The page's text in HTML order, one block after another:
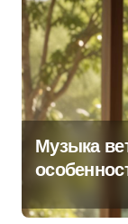
Музыка